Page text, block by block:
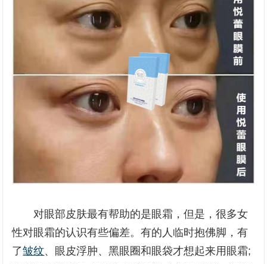
对眼部皮肤最有帮助的是眼霜，但是，很多女
性对眼霜的认识有些偏差。有的人临时抱佛脚，有
了皱纹、眼皮浮肿、黑眼圈和眼袋才想起来用眼霜;